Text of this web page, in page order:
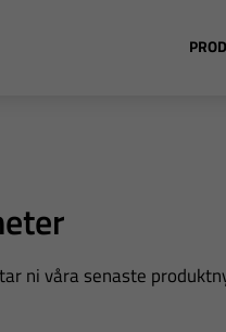
ni våra senaste